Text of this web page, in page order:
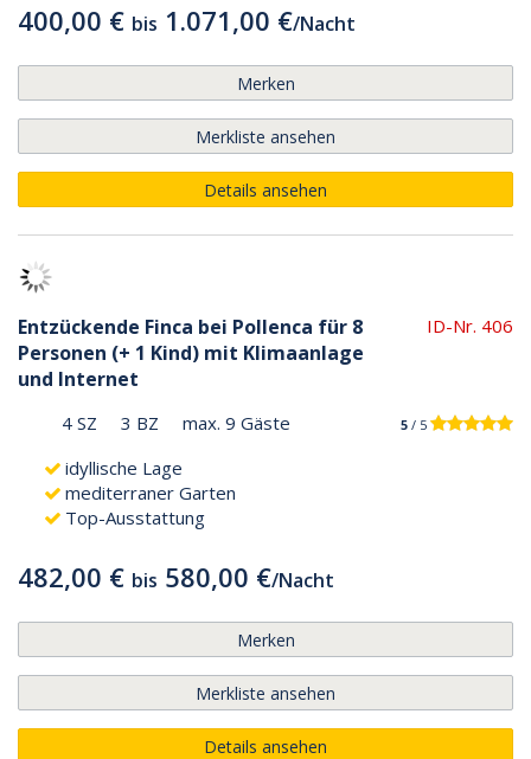
400,00 € bis 1.071,00 €/Nacht
Merken
Merkliste ansehen
Details ansehen
Entzückende Finca bei Pollenca für 8
Personen (+ 1 Kind) mit Klimaanlage
und Internet
ID-Nr. 406
4 SZ 3 BZ max. 9 Gäste 5 / 5
idyllische Lage
mediterraner Garten
Top-Ausstattung
482,00 € bis 580,00 €/Nacht
Merken
Merkliste ansehen
Details ansehen